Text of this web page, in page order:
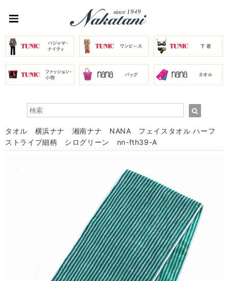
タオル 横浜ナナ 湘南ナナ NANA フェイスタオル ハーフ
ストライプ細柄 シログリーン nn-fth39-A